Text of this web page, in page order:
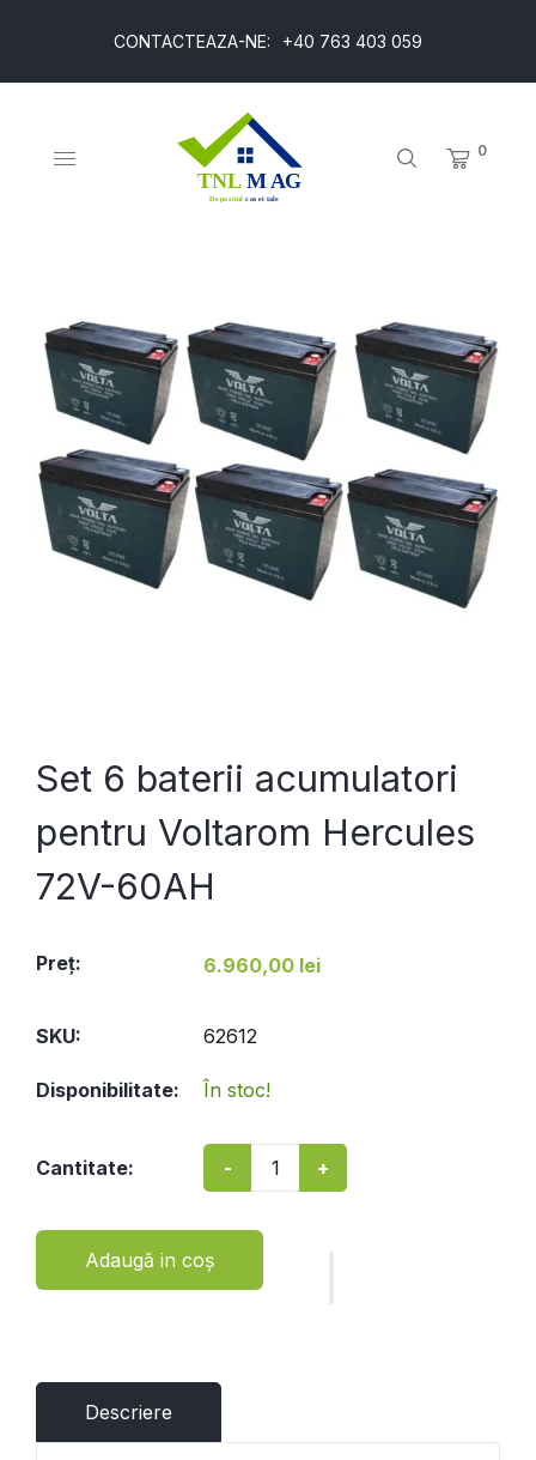
CONTACTEAZA-NE: +40 763 403 059
0
Set 6 baterii acumulatori
pentru Voltarom Hercules
72V-60AH
Preţ: 6.960,00 lei
SKU: 62612
Disponibilitate: În stoc!
Cantitate: - +
Adaugă in coş
Descriere